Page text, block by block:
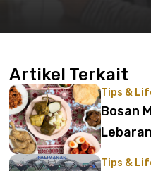
Artikel Terkait
Tips &
Bosan
Tips &